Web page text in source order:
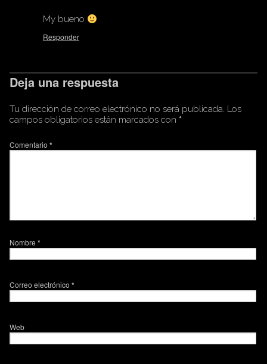
My bueno
Responder
Deja una respuesta
Tu dirección de correo electrónico no será publicada. Los
campos obligatorios están marcados con *
Comentario *
Nombre *
Correo electrónico *
Web